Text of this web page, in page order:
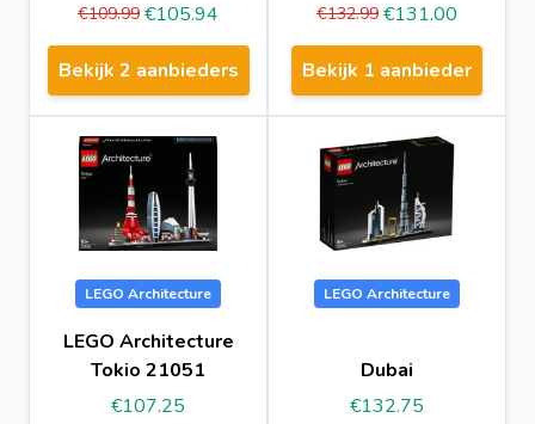
€109.99 €105.94
Bekijk 2 aanbieders
€132.99 €131.00
Bekijk 1 aanbieder
LEGO Architecture
LEGO Architecture
Tokio 21051
€107.25
LEGO Architecture
Dubai
€132.75